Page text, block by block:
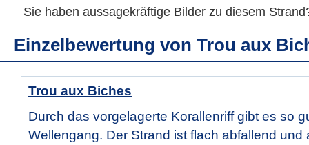
Sie haben aussagekräftige Bilder zu diesem
Einzelbewertung von Trou aux
Trou aux Biches
Durch das vorgelagerte Korallenriff gibt es so
Wellengang. Der Strand ist flach abfallend und